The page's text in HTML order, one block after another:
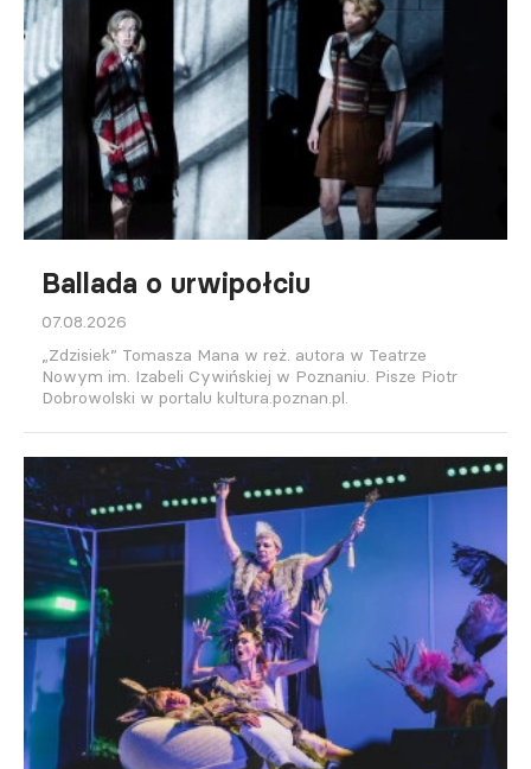
Ballada o urwipołciu
07.08.2026
„Zdzisiek” Tomasza Mana w reż. autora w Teatrze
Nowym im. Izabeli Cywińskiej w Poznaniu. Pisze Piotr
Dobrowolski w portalu kultura.poznan.pl.